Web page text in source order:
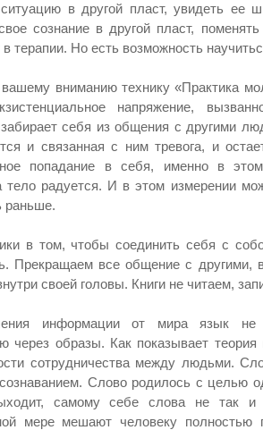
в другой пласт, увидеть ее
сознание в другой пласт,
в терапии. Но есть возможность
вниманию технику «Практика
напряжение,
себя из общения с другими
и связанная с ним тревога, и
попадание в себя, именно в
тело радуется. И в этом измерении
раньше.
в том, чтобы соединить себя с
Прекращаем все общение с другими,
своей головы. Книги не читаем,
информации от мира язык не
через образы. Как показывает
сотрудничества между людьми.
Слово родилось с целью
самому себе слова не
мере мешают человеку